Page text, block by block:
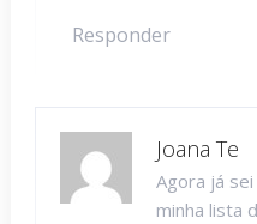
Responder
Joana Te
Agora já
minha lista